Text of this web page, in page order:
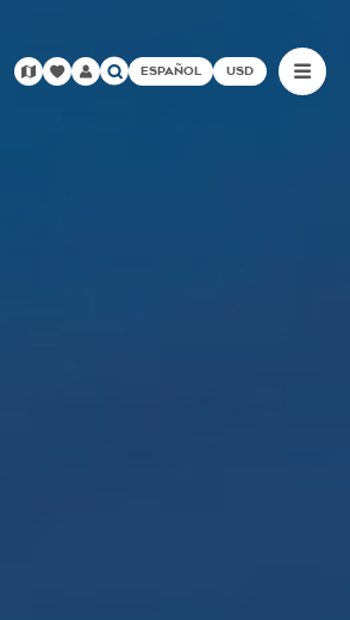
ESPAÑOL USD